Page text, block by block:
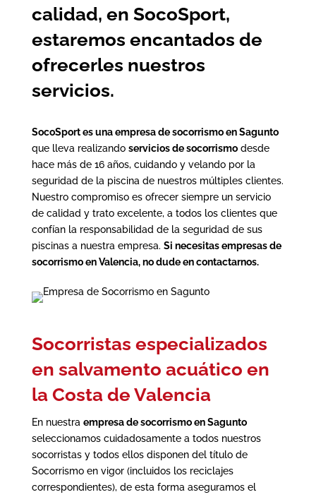
calidad, en SocoSport,
estaremos encantados de
ofrecerles nuestros
servicios.
SocoSport es una empresa de socorrismo en Sagunto
que lleva realizando servicios de socorrismodesde
hace más de 16 años, cuidando y velando por la
seguridad de la piscina de nuestros múltiples clientes.
Nuestro compromiso es ofrecer siempre un servicio
de calidad y trato excelente, a todos los clientes que
confían la responsabilidad de la seguridad de sus
piscinas a nuestra empresa. Si necesitasempresas de
socorrismo en Valencia, no dude en contactarnos.
Socorristas especializados
en salvamento acuático en
la Costa de Valencia
En nuestra empresa de socorrismo en Sagunto
seleccionamos cuidadosamente a todos nuestros
socorristas y todos ellos disponen del título de
Socorrismo en vigor (incluidos los reciclajes
correspondientes), de esta forma aseguramos el